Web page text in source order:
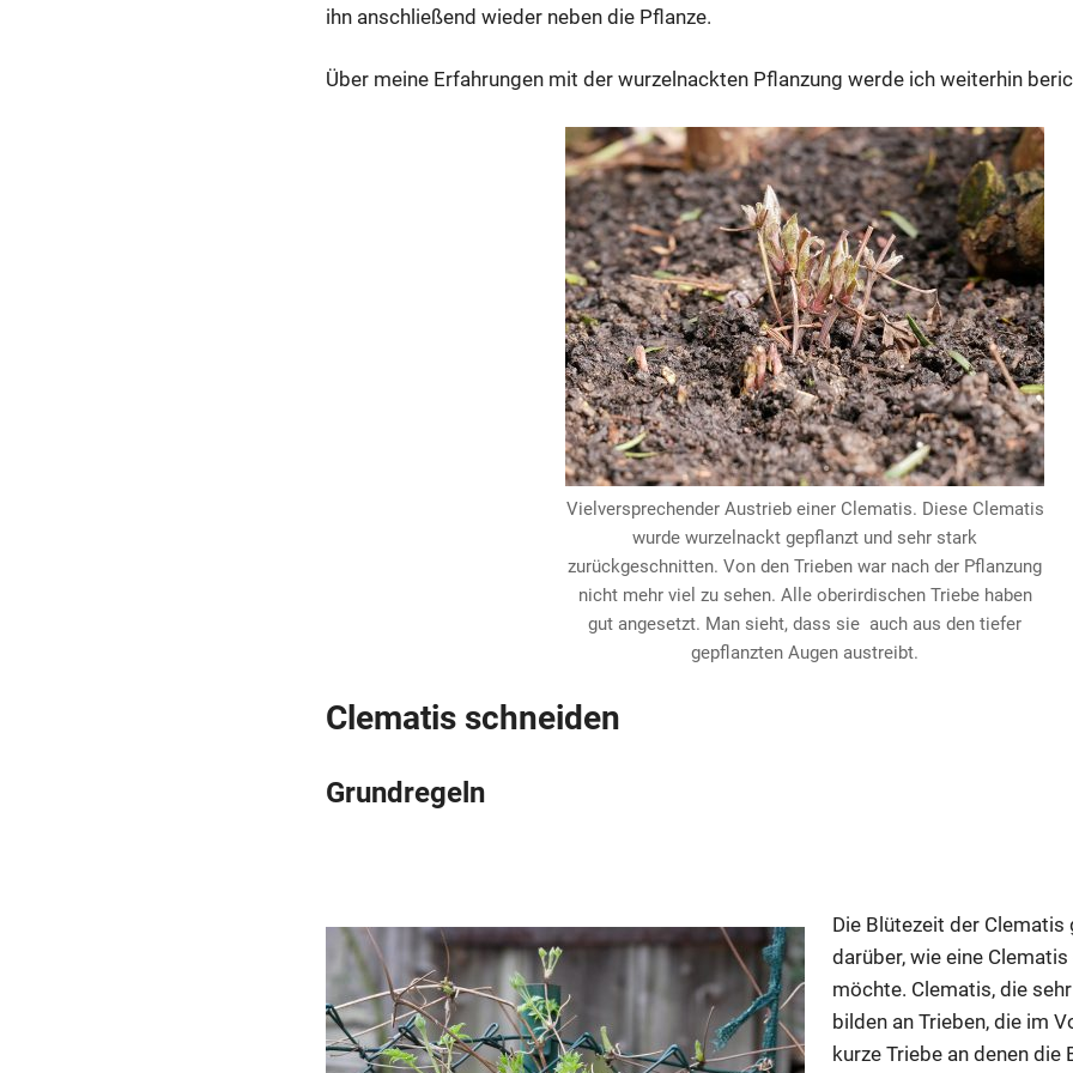
ihn anschließend wieder neben die Pflanze.
Über meine Erfahrungen mit der wurzelnackten Pflanzung werde ich weiterhin
Vielversprechender Austrieb einer Clematis. Diese Clematis
wurde wurzelnackt gepflanzt und sehr stark
zurückgeschnitten. Von den Trieben war nach der Pflanzung
nicht mehr viel zu sehen. Alle oberirdischen Triebe haben
gut angesetzt. Man sieht, dass sie auch aus den tiefer
gepflanzten Augen austreibt.
Clematis schneiden
Grundregeln
Die Blütezeit der
darüber, wie eine
möchte. Clematis, die
bilden an Trieben, die im
kurze Triebe an denen die